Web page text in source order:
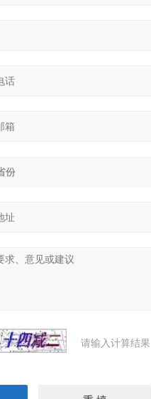
请输入计算结